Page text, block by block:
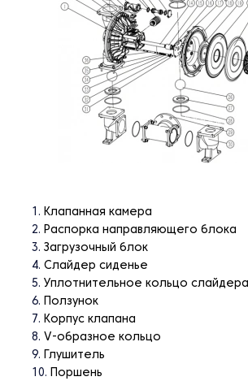
Клапанная камера
Распорка направляющего блока
Загрузочный блок
Слайдер сиденье
Уплотнительное кольцо слайдера
Ползунок
Корпус клапана
V-образное кольцо
Глушитель
Поршень